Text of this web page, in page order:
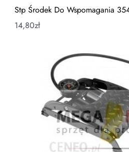
Stp Środek Do Wspomagania
14,80zł